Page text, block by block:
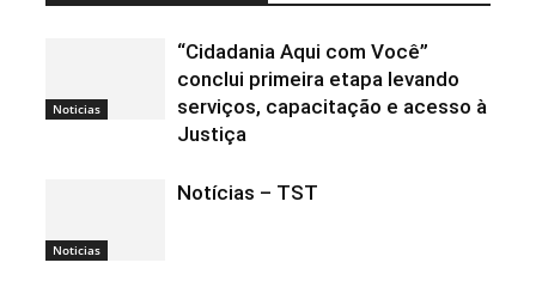
Noticias
“Cidadania Aqui com Você”
conclui primeira etapa levando
serviços, capacitação e acesso à
Justiça
Noticias
Notícias – TST